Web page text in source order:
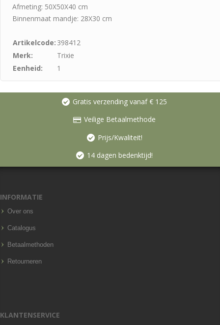
Afmeting: 50X50X40 cm
Binnenmaat mandje: 28X30 cm
Artikelcode: 398412
Merk:
Trixie
Eenheid:
1
Gratis verzending vanaf € 125
Veilige Betaalmethode
Prijs/Kwaliteit!
14 dagen bedenktijd!
INFORMATIE
Over ons
Catalogus
Betaalmethoden
Retourneren
KLANTENSERVICE